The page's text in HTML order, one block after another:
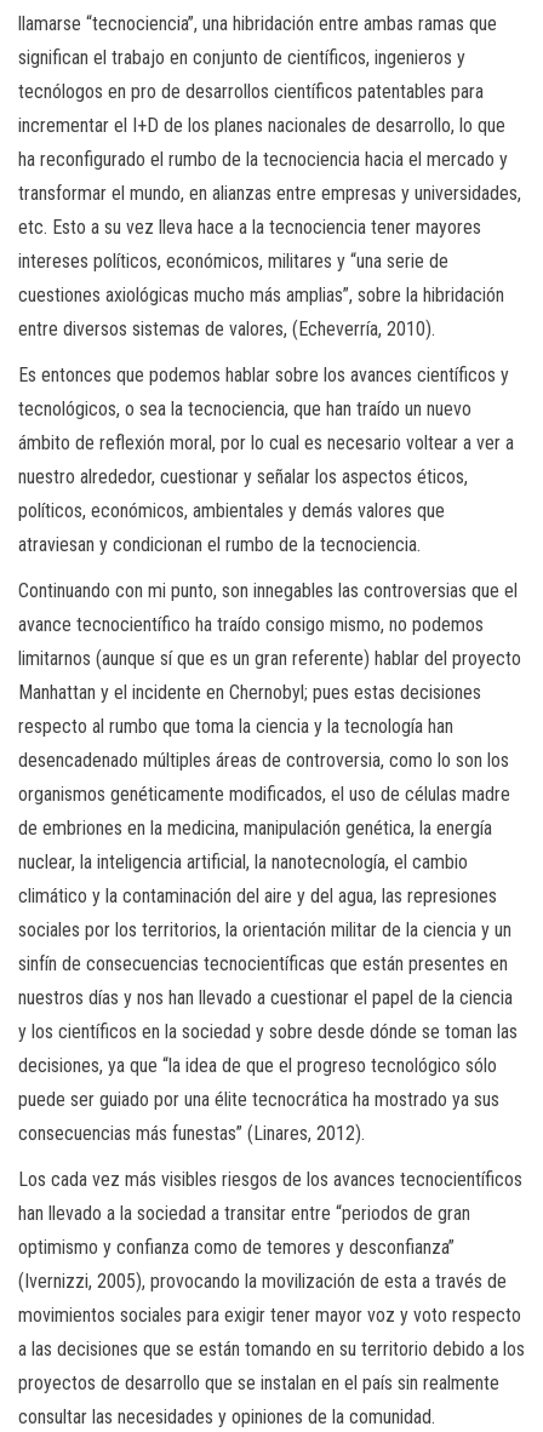
llamarse “tecnociencia”, una hibridación entre ambas ramas que
significan el trabajo en conjunto de científicos, ingenieros y
tecnólogos en pro de desarrollos científicos patentables para
incrementar el I+D de los planes nacionales de desarrollo, lo que
ha reconfigurado el rumbo de la tecnociencia hacia el mercado y
transformar el mundo, en alianzas entre empresas y universidades,
etc. Esto a su vez lleva hace a la tecnociencia tener mayores
intereses políticos, económicos, militares y “una serie de
cuestiones axiológicas mucho más amplias”, sobre la hibridación
entre diversos sistemas de valores, (Echeverría, 2010).
Es entonces que podemos hablar sobre los avances científicos y
tecnológicos, o sea la tecnociencia, que han traído un nuevo
ámbito de reflexión moral, por lo cual es necesario voltear a ver a
nuestro alrededor, cuestionar y señalar los aspectos éticos,
políticos, económicos, ambientales y demás valores que
atraviesan y condicionan el rumbo de la tecnociencia.
Continuando con mi punto, son innegables las controversias que el
avance tecnocientífico ha traído consigo mismo, no podemos
limitarnos (aunque sí que es un gran referente) hablar del proyecto
Manhattan y el incidente en Chernobyl; pues estas decisiones
respecto al rumbo que toma la ciencia y la tecnología han
desencadenado múltiples áreas de controversia, como lo son los
organismos genéticamente modificados, el uso de células madre
de embriones en la medicina, manipulación genética, la energía
nuclear, la inteligencia artificial, la nanotecnología, el cambio
climático y la contaminación del aire y del agua, las represiones
sociales por los territorios, la orientación militar de la ciencia y un
sinfín de consecuencias tecnocientíficas que están presentes en
nuestros días y nos han llevado a cuestionar el papel de la ciencia
y los científicos en la sociedad y sobre desde dónde se toman las
decisiones, ya que “la idea de que el progreso tecnológico sólo
puede ser guiado por una élite tecnocrática ha mostrado ya sus
consecuencias más funestas” (Linares, 2012).
Los cada vez más visibles riesgos de los avances tecnocientíficos
han llevado a la sociedad a transitar entre “periodos de gran
optimismo y confianza como de temores y desconfianza”
(Ivernizzi, 2005), provocando la movilización de esta a través de
movimientos sociales para exigir tener mayor voz y voto respecto
a las decisiones que se están tomando en su territorio debido a los
proyectos de desarrollo que se instalan en el país sin realmente
consultar las necesidades y opiniones de la comunidad.